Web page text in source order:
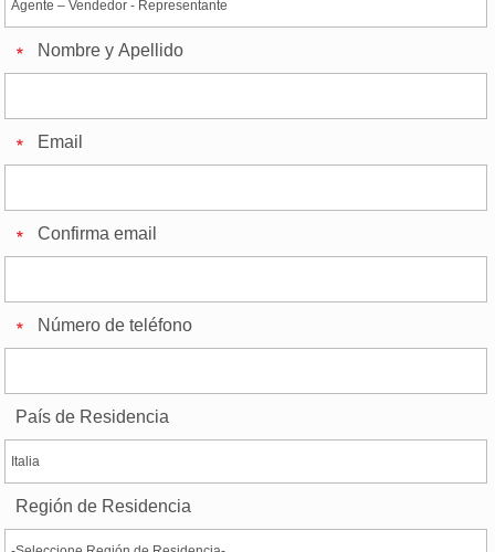
Nombre y Apellido
Email
Confirma email
Número de teléfono
País de Residencia
Región de Residencia